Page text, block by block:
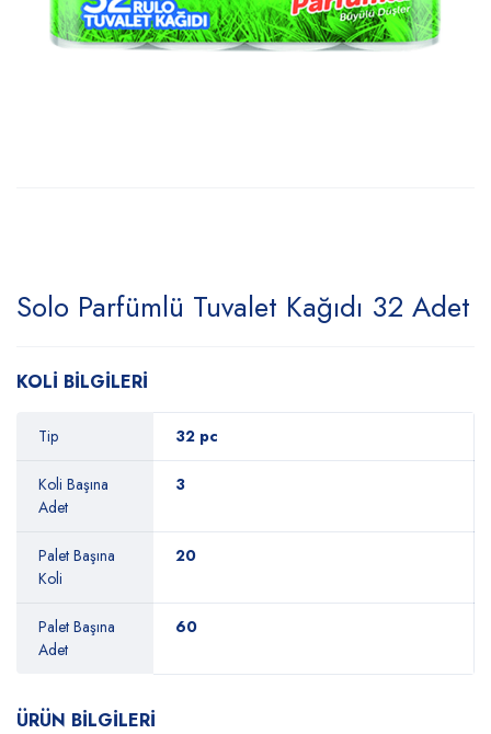
Solo Parfümlü Tuvalet Kağıdı 32 Adet
KOLİ BİLGİLERİ
Tip 32 pc
Koli Başına
Adet
3
Palet Başına
Koli
20
Palet Başına
Adet
60
ÜRÜN BİLGİLERİ